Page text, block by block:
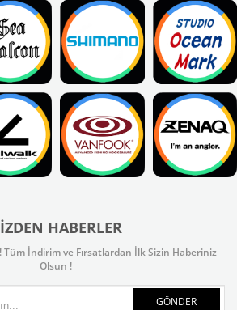
HABERLER
İndirim ve Fırsatlardan İlk Sizin Haberiniz
Olsun !
GÖNDER